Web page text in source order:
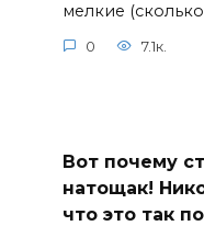
мелкие (сколько
0 7.1к.
Вот почему
натощак!
что это так